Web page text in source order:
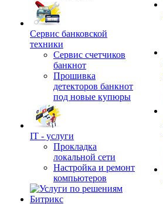
Сервис банковской
техники
Сервис счетчиков
банкнот
Прошивка
детекторов банкнот
под новые купюры
IT - услуги
Прокладка
локальной сети
Настройка и ремонт
компьютеров